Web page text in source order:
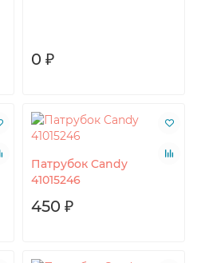
0 ₽
Патрубок Candy
41015246
450 ₽